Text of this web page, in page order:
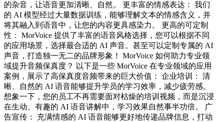
的杂音，让语音更加清晰、自然。 更丰富的情感表达： 我们
的 AI 模型经过大量数据训练，能够理解文本的情感含义，并
将其融入到语音中，让您的内容更具感染力。 更高的可定制
性： MorVoice 提供了丰富的语音风格选择，您可以根据不同
的应用场景，选择最合适的 AI 声音。甚至可以定制专属的 AI
声音，打造独一无二的品牌形象！ MorVoice 如何助力专业领
域提升音频保真度？ 以下是一些 MorVoice 在专业领域的应用
案例，展示了高保真度音频带来的巨大价值： 企业培训： 清
晰、自然的 AI 语音能够提升学员的学习效率，减少疲劳感。
想象一下，您的员工不再需要面对枯燥的培训视频，而是沉浸
在生动、有趣的 AI 语音讲解中，学习效果自然事半功倍。 广
告宣传： 充满情感的 AI 语音能够更好地传递品牌信息，打动